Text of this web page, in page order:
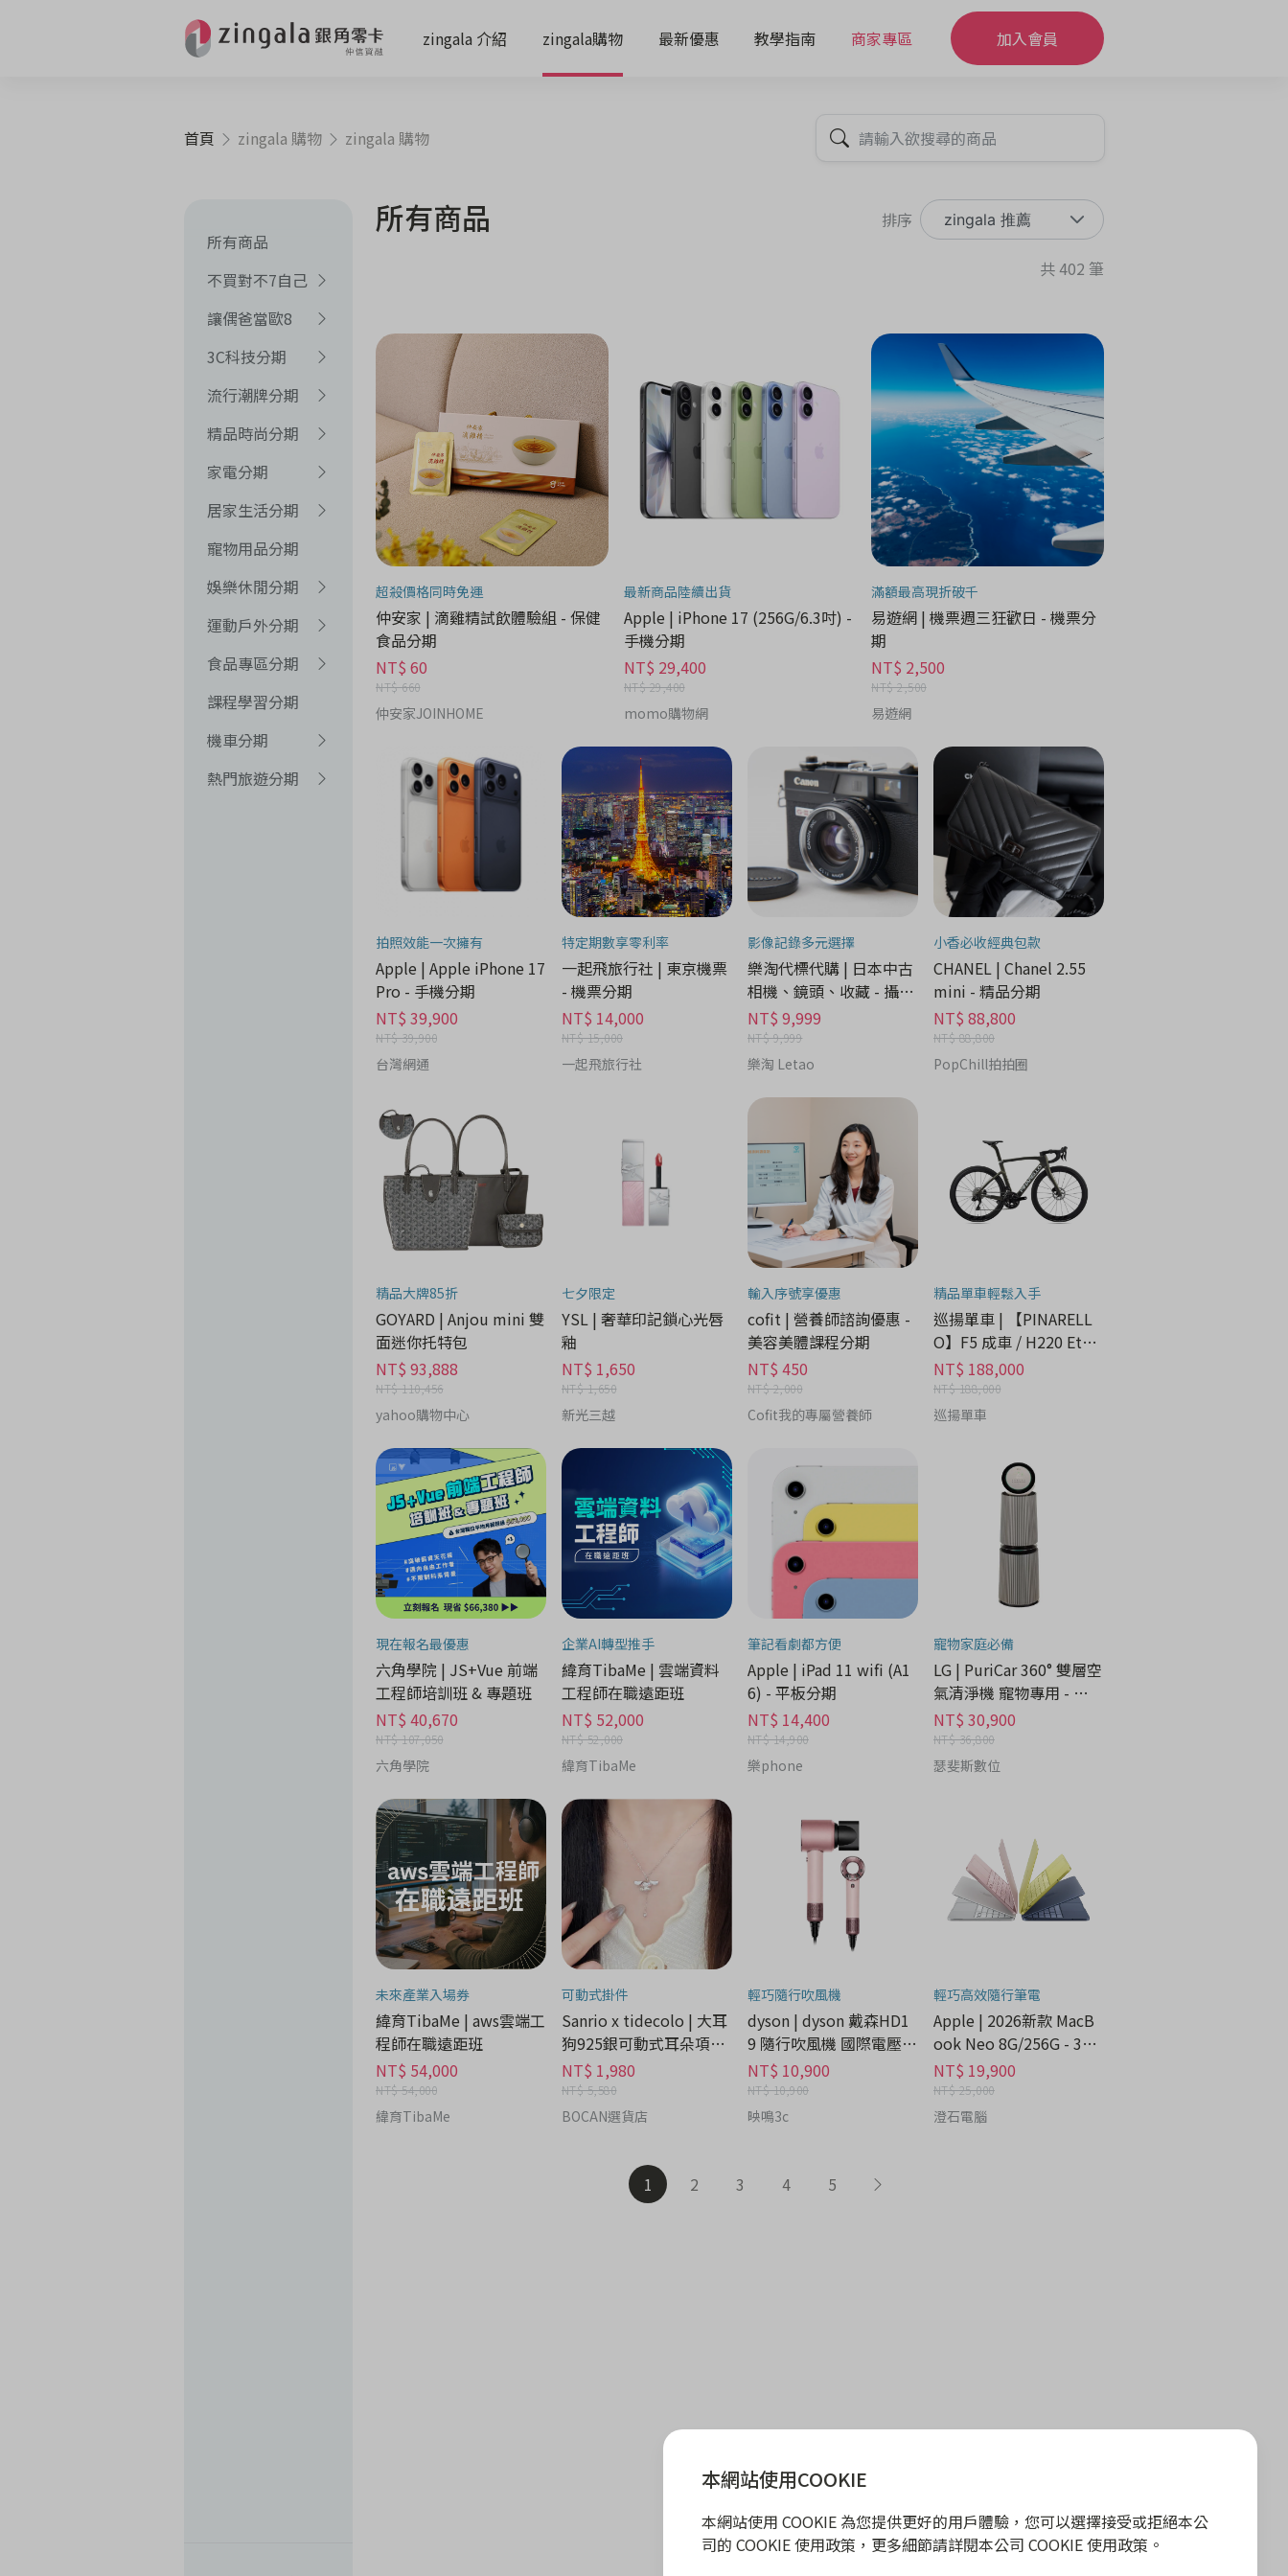
zingala 介紹 zingala購物 最新優惠 教學指南 商家專區 加入會員
首頁 zingala 購物 zingala 購物
所有商品
不買對不7自己
讓偶爸當歐8
3C科技分期
流行潮牌分期
精品時尚分期
家電分期
居家生活分期
寵物用品分期
娛樂休閒分期
運動戶外分期
食品專區分期
課程學習分期
機車分期
熱門旅遊分期
所有商品 排序 zingala 推薦
共 402 筆
超殺價格同時免運
仲安家 | 滴雞精試飲體驗組 - 保健
食品分期
NT$ 60
NT$ 660
仲安家JOINHOME
最新商品陸續出貨
Apple | iPhone 17 (256G/6.3吋) -
手機分期
NT$ 29,400
NT$ 29,400
momo購物網
滿額最高現折破千
易遊網 | 機票週三狂歡日 - 機票分
期
NT$ 2,500
NT$ 2,500
易遊網
拍照效能一次擁有
Apple | Apple iPhone 17
Pro - 手機分期
NT$ 39,900
NT$ 39,900
台灣網通
特定期數享零利率
一起飛旅行社 | 東京機票
- 機票分期
NT$ 14,000
NT$ 15,000
一起飛旅行社
影像記錄多元選擇
樂淘代標代購 | 日本中古
相機、鏡頭、收藏 - 攝像
機分期
NT$ 9,999
NT$ 9,999
樂淘 Letao
小香必收經典包款
CHANEL | Chanel 2.55
mini - 精品分期
NT$ 88,800
NT$ 88,800
PopChill拍拍圈
精品大牌85折
GOYARD | Anjou mini 雙
面迷你托特包
NT$ 93,888
NT$ 110,456
yahoo購物中心
七夕限定
YSL | 奢華印記鎖心光唇
釉
NT$ 1,650
NT$ 1,650
新光三越
輸入序號享優惠
cofit | 營養師諮詢優惠 -
美容美體課程分期
NT$ 450
NT$ 2,000
Cofit我的專屬營養師
精品單車輕鬆入手
巡揚單車 | 【PINARELL
O】F5 成車 / H220 Etna
Black Matt
NT$ 188,000
NT$ 188,000
巡揚單車
現在報名最優惠
六角學院 | JS+Vue 前端
工程師培訓班 & 專題班
NT$ 40,670
NT$ 107,050
六角學院
企業AI轉型推手
緯育TibaMe | 雲端資料
工程師在職遠距班
NT$ 52,000
NT$ 52,000
緯育TibaMe
筆記看劇都方便
Apple | iPad 11 wifi (A1
6) - 平板分期
NT$ 14,400
NT$ 14,900
樂phone
寵物家庭必備
LG | PuriCar 360° 雙層空
氣清淨機 寵物專用 - 家
電分期
NT$ 30,900
NT$ 36,800
瑟斐斯數位
未來產業入場券
緯育TibaMe | aws雲端工
程師在職遠距班
NT$ 54,000
NT$ 54,000
緯育TibaMe
可動式掛件
Sanrio x tidecolo | 大耳
狗925銀可動式耳朵項鍊
禮盒 - 流行潮牌分期
NT$ 1,980
NT$ 5,580
BOCAN選貨店
輕巧隨行吹風機
dyson | dyson 戴森HD1
9 隨行吹風機 國際電壓 -
家電分期
NT$ 10,900
NT$ 10,900
映鳴3c
輕巧高效隨行筆電
Apple | 2026新款 MacB
ook Neo 8G/256G - 3C
科技分期
NT$ 19,900
NT$ 25,000
澄石電腦
1 2 3 4 5
本網站使用COOKIE
本網站使用 COOKIE 為您提供更好的用戶體驗，您可以選擇接受或拒絕本公
司的 COOKIE 使用政策，更多細節請詳閱本公司 COOKIE 使用政策。